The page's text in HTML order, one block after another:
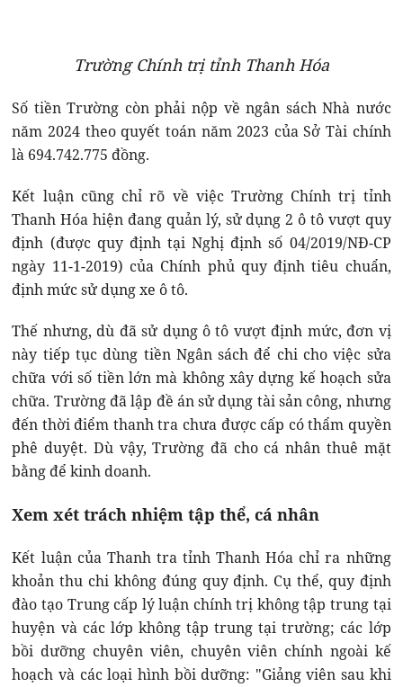
Trường Chính trị tỉnh Thanh Hóa
Số tiền Trường còn phải nộp về ngân sách Nhà nước
năm 2024 theo quyết toán năm 2023 của Sở Tài chính
là 694.742.775 đồng.
Kết luận cũng chỉ rõ về việc Trường Chính trị tỉnh
Thanh Hóa hiện đang quản lý, sử dụng 2 ô tô vượt quy
định (được quy định tại Nghị định số 04/2019/NĐ-CP
ngày 11-1-2019) của Chính phủ quy định tiêu chuẩn,
định mức sử dụng xe ô tô.
Thế nhưng, dù đã sử dụng ô tô vượt định mức, đơn vị
này tiếp tục dùng tiền Ngân sách để chi cho việc sửa
chữa với số tiền lớn mà không xây dựng kế hoạch sửa
chữa. Trường đã lập đề án sử dụng tài sản công, nhưng
đến thời điểm thanh tra chưa được cấp có thẩm quyền
phê duyệt. Dù vậy, Trường đã cho cá nhân thuê mặt
bằng để kinh doanh.
Xem xét trách nhiệm tập thể, cá nhân
Kết luận của Thanh tra tỉnh Thanh Hóa chỉ ra những
khoản thu chi không đúng quy định. Cụ thể, quy định
đào tạo Trung cấp lý luận chính trị không tập trung tại
huyện và các lớp không tập trung tại trường; các lớp
bồi dưỡng chuyên viên, chuyên viên chính ngoài kế
hoạch và các loại hình bồi dưỡng: "Giảng viên sau khi